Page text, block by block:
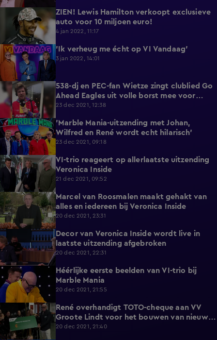
ZIEN! Lewis Hamilton verkoopt exclusieve
auto voor 10 miljoen euro!
4 jan 2022, 11:17
0:58 'Ik verheug me écht op VI Vandaag'
3 jan 2022, 14:01
5:19
538-dj en PEC-fan Wietze zingt clublied Go
Ahead Eagles uit volle borst mee voor
goede doel
23 dec 2021, 12:38
1:18
'Marble Mania-uitzending met Johan,
Wilfred en René wordt echt hilarisch'
23 dec 2021, 09:18
1:46
VI-trio reageert op allerlaatste uitzending
Veronica Inside
21 dec 2021, 09:52
3:50
Marcel van Roosmalen maakt gehakt van
alles en iedereen bij Veronica Inside
20 dec 2021, 23:31
3:07
Decor van Veronica Inside wordt live in
laatste uitzending afgebroken
20 dec 2021, 22:31
2:02
Héérlijke eerste beelden van VI-trio bij
Marble Mania
20 dec 2021, 21:55
2:08
René overhandigt TOTO-cheque aan VV
Groote Lindt voor het bouwen van nieuwe
kleedkamers
20 dec 2021, 21:40